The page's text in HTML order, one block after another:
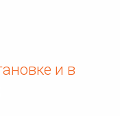
и в